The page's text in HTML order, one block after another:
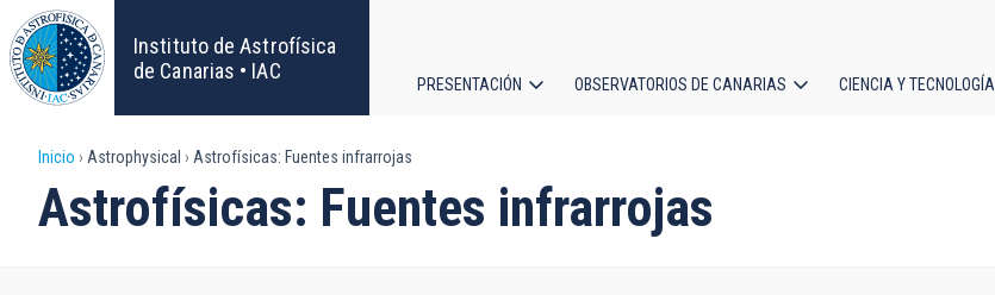
Pasar
al
contenido
principal
Instituto de Astrofísica
de Canarias • IAC
principal
PRESENTACIÓN OBSERVATORIOS DE CANARIAS CIENCIA Y TECNOLOGÍA
Sobrescribir
enlaces
Inicio Astrophysical Astrofísicas: Fuentes infrarrojas
Astrofísicas: Fuentes infrarrojas